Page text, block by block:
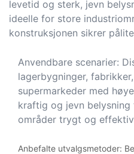
levetid og sterk, jevn
ideelle for store
konstruksjonen sikrer
Anvendbare scenarier:
lagerbygninger,
supermarkeder med
kraftig og jevn
områder trygt og
Anbefalte utvalgsmetoder: